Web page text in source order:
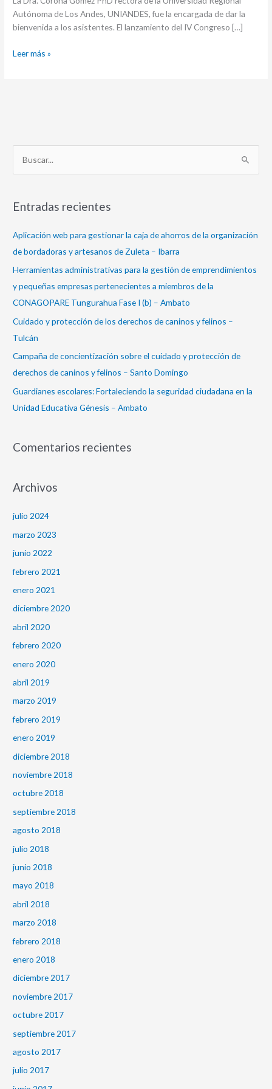
Autónoma de Los Andes, UNIANDES, fue la encargada de dar la
bienvenida a los asistentes. El lanzamiento del IV Congreso […]
Leer más »
c
r
Entradas recientes
Aplicación web para gestionar la caja de ahorros de la organización
de bordadoras y artesanos de Zuleta – Ibarra
Herramientas administrativas para la gestión de emprendimientos
y pequeñas empresas pertenecientes a miembros de la
CONAGOPARE Tungurahua Fase I (b) – Ambato
Cuidado y protección de los derechos de caninos y felinos –
Tulcán
Campaña de concientización sobre el cuidado y protección de
derechos de caninos y felinos – Santo Domingo
Guardianes escolares: Fortaleciendo la seguridad ciudadana en la
Unidad Educativa Génesis – Ambato
Comentarios recientes
Archivos
julio 2024
marzo 2023
junio 2022
febrero 2021
enero 2021
diciembre 2020
abril 2020
febrero 2020
enero 2020
abril 2019
marzo 2019
febrero 2019
enero 2019
diciembre 2018
noviembre 2018
octubre 2018
septiembre 2018
agosto 2018
julio 2018
junio 2018
mayo 2018
abril 2018
marzo 2018
febrero 2018
enero 2018
diciembre 2017
noviembre 2017
octubre 2017
septiembre 2017
agosto 2017
julio 2017